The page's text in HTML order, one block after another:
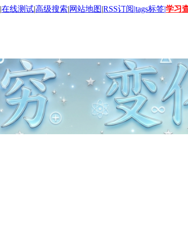
|在线测试|高级搜索|网站地图|RSS订阅|tags标签|学习